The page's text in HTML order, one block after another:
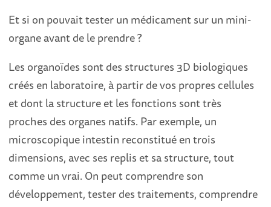
Et si on pouvait tester un médicament sur un mini-
organe avant de le prendre ?
Les organoïdes sont des structures 3D biologiques
créés en laboratoire, à partir de vos propres cellules
et dont la structure et les fonctions sont très
proches des organes natifs. Par exemple, un
microscopique intestin reconstitué en trois
dimensions, avec ses replis et sa structure, tout
comme un vrai. On peut comprendre son
développement, tester des traitements, comprendre